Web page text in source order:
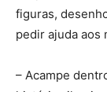
figuras,
pedir ajuda aos
– Acampe